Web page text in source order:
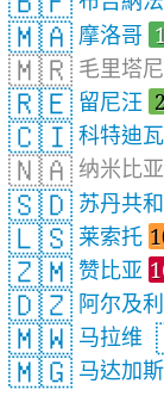
🇲🇦 摩洛哥
🇲🇷 毛里塔
🇷🇪 留尼汪
🇨🇮 科特迪瓦
🇳🇦 纳米比亚
🇸🇩 苏丹共
🇱🇸 莱索托
🇿🇲 赞比亚
🇩🇿 阿尔及
🇲🇼 马拉维
🇲🇬 马达加